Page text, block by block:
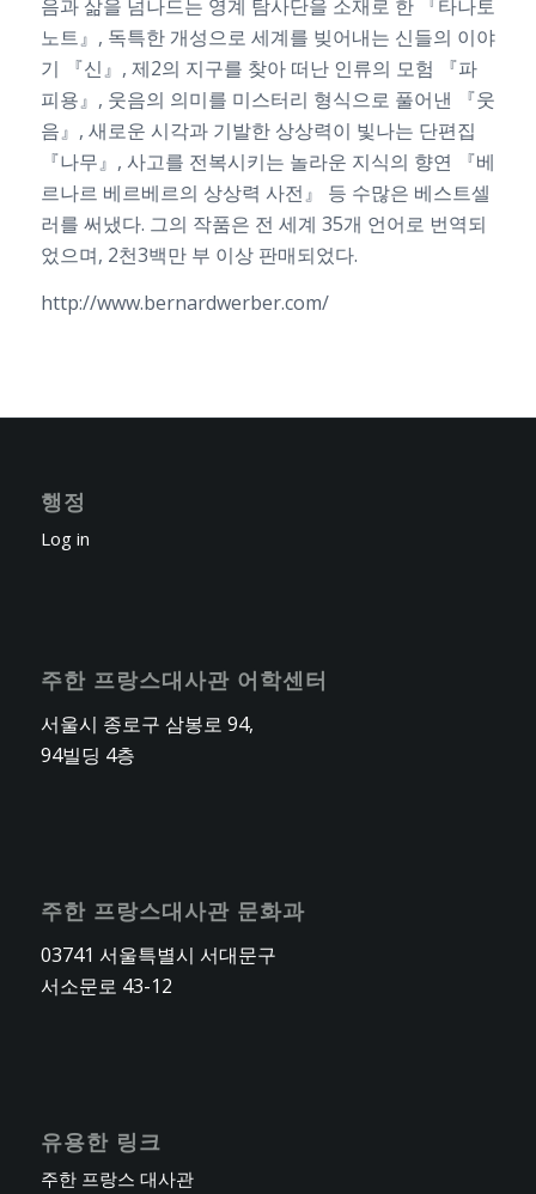
음과 삶을 넘나드는 영계 탐사단을 소재로 한 『타나토
노트』, 독특한 개성으로 세계를 빚어내는 신들의 이야
기 『신』, 제2의 지구를 찾아 떠난 인류의 모험 『파
피용』, 웃음의 의미를 미스터리 형식으로 풀어낸 『웃
음』, 새로운 시각과 기발한 상상력이 빛나는 단편집
『나무』, 사고를 전복시키는 놀라운 지식의 향연 『베
르나르 베르베르의 상상력 사전』 등 수많은 베스트셀
러를 써냈다. 그의 작품은 전 세계 35개 언어로 번역되
었으며, 2천3백만 부 이상 판매되었다.
http://www.bernardwerber.com/
행정
Log in
주한 프랑스대사관 어학센터
서울시 종로구 삼봉로 94,
94빌딩 4층
주한 프랑스대사관 문화과
03741 서울특별시 서대문구
서소문로 43-12
유용한 링크
주한 프랑스 대사관